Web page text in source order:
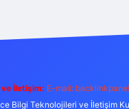
ve İletişim: E-mail:
Bilgi Teknolojileri ve İletişim